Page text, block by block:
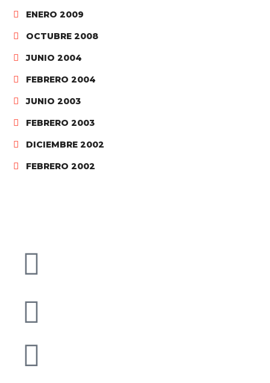
ENERO 2009
OCTUBRE 2008
JUNIO 2004
FEBRERO 2004
JUNIO 2003
FEBRERO 2003
DICIEMBRE 2002
FEBRERO 2002